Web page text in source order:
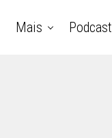
Mais Podcast